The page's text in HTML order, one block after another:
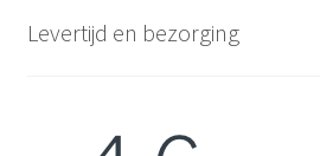
Levertijd en bezorging